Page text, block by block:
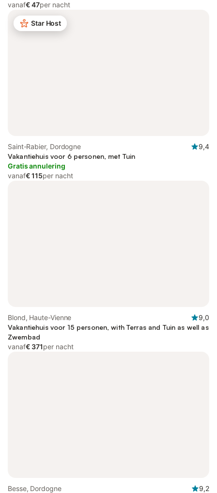
vanaf€ 47per nacht
Star Host
Saint-Rabier, Dordogne
9,4
Vakantiehuis voor 6 personen, met Tuin
Gratis annulering
vanaf€ 115per nacht
Blond, Haute-Vienne
9,0
Vakantiehuis voor 15 personen, with Terras and Tuin as well as
Zwembad
vanaf€ 371per nacht
Besse, Dordogne
9,2